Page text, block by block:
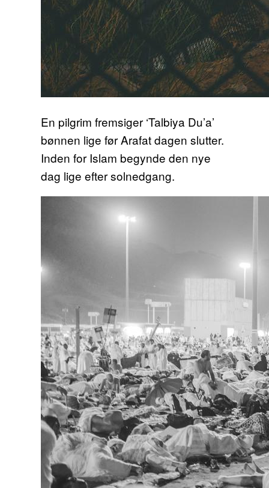
En pilgrim fremsiger ‘Talbiya Du’a’
bønnen lige før Arafat dagen slutter.
Inden for Islam begynde den nye
dag lige efter solnedgang.